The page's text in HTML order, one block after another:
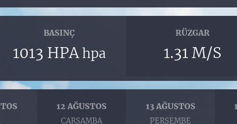
BASINÇ
1013 HPAhpa
RÜZGAR
1.31 M/S
12 AĞUSTOS
ÇARŞAMBA
13 AĞUSTOS
PERŞEMBE